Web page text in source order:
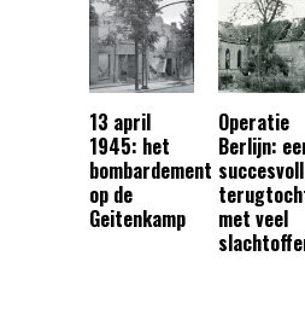
13 april
1945: het
bombardement
op de
Geitenkamp
Operatie
Berlijn:
met veel